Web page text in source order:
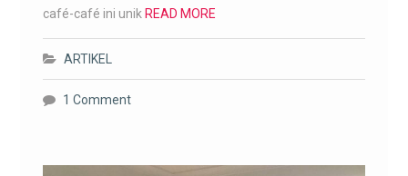
café-café ini unik READ MORE
ARTIKEL
1 Comment